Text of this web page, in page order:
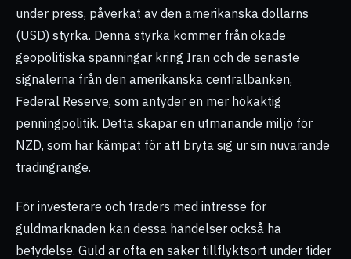
under press, påverkat av den amerikanska dollarns
(USD) styrka. Denna styrka kommer från ökade
geopolitiska spänningar kring Iran och de senaste
signalerna från den amerikanska centralbanken,
Federal Reserve, som antyder en mer hökaktig
penningpolitik. Detta skapar en utmanande miljö för
NZD, som har kämpat för att bryta sig ur sin nuvarande
tradingrange.
För investerare och traders med intresse för
guldmarknaden kan dessa händelser också ha
betydelse. Guld är ofta en säker tillflyktsort under tider